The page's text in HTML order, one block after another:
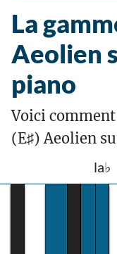
La
Aeolien
piano
Voici
(E♯) Aeolien
la♭